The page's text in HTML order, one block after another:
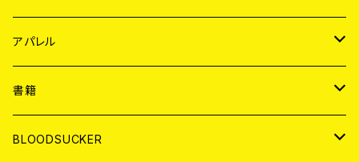
WORLD
JAPAN
７EP
LP
WORLD
7EP
アパレル
JAPAN
T-shirt
WORLD
書籍
MAGAZINE
BLOODSUCKER